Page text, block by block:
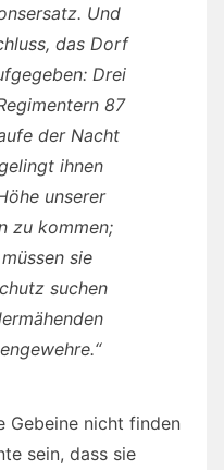
Und
das Dorf
Drei
87
der Nacht
ihnen
unserer
zu kommen;
sie
suchen
Gebeine nicht finden
sein, dass sie